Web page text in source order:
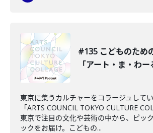
#135 こどものため
「アート・ま・わー
東京に集うカルチャーをコラージュして
「ARTS COUNCIL TOKYO CULTURE
東京で注目の文化や芸術の中から、ピッ
ックをお届け。こどもの...